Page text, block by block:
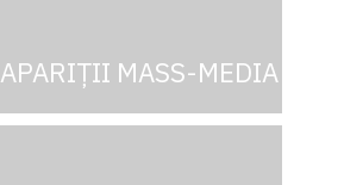
APARIȚII MASS-MEDIA